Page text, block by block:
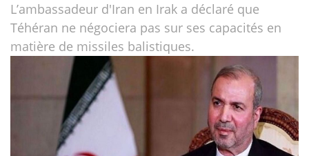
L’ambassadeur d'Iran en Irak a déclaré que
Téhéran ne négociera pas sur ses capacités en
matière de missiles balistiques.